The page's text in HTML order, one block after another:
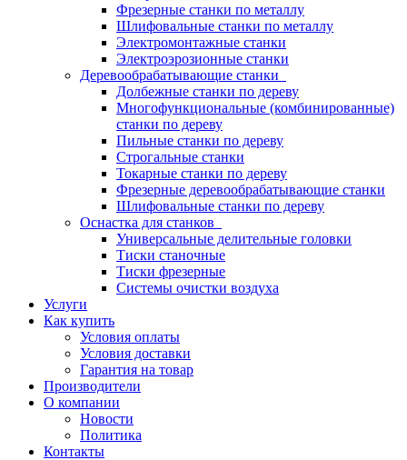
Фрезерные станки по металлу
Шлифовальные станки по металлу
Электромонтажные станки
Электроэрозионные станки
Деревообрабатывающие станки
Долбежные станки по дереву
Многофункциональные (комбинированные)
станки по дереву
Пильные станки по дереву
Строгальные станки
Токарные станки по дереву
Фрезерные деревообрабатывающие станки
Шлифовальные станки по дереву
Оснастка для станков
Универсальные делительные головки
Тиски станочные
Тиски фрезерные
Системы очистки воздуха
Услуги
Как купить
Условия оплаты
Условия доставки
Гарантия на товар
Производители
О компании
Новости
Политика
Контакты